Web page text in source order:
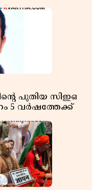
പുതിയ സിഇഒ
5 വർഷത്തേക്ക്